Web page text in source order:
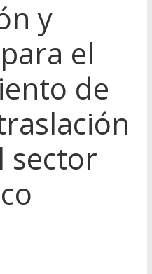
y
el
de
sector